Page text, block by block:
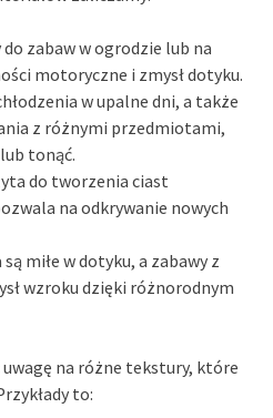
do zabaw w ogrodzie lub na
motoryczne i zmysł dotyku.
w upalne dni, a także
z różnymi przedmiotami,
tonąć.
do tworzenia ciast
na odkrywanie nowych
miłe w dotyku, a zabawy z
wzroku dzięki różnorodnym
na różne tekstury, które
to: